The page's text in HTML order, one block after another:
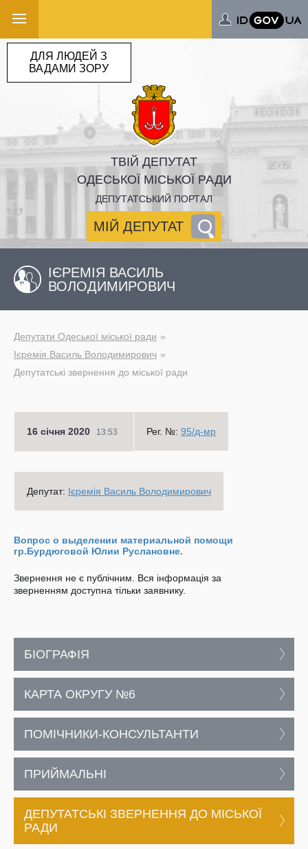
ТВІЙ ДЕПУТАТ
ОДЕСЬКОЇ МІСЬКОЇ РАДИ
ДЕПУТАТСЬКИЙ ПОРТАЛ
МІЙ ДЕПУТАТ
ДЛЯ ЛЮДЕЙ З
ВАДАМИ ЗОРУ
ІЄРЕМІЯ ВАСИЛЬ
ВОЛОДИМИРОВИЧ
Депутати Одеської міської ради
Ієремія Василь Володимирович
Депутатські звернення до міської ради
16 січня 2020 13:53 Рег. №: 95/д-мр
Депутат: Ієремія Василь Володимирович
Вопрос о выделении материальной помощи
гр.Бурдюговой Юлии Руслановне.
Звернення не є публічним. Вся інформація за
зверненням доступна тільки заявнику.
БІОГРАФІЯ
КАРТА ОКРУГУ №6
ПОМІЧНИКИ-КОНСУЛЬТАНТИ
ПРИЙМАЛЬНІ
ДЕПУТАТСЬКІ ЗВЕРНЕННЯ ДО МІСЬКОЇ
РАДИ